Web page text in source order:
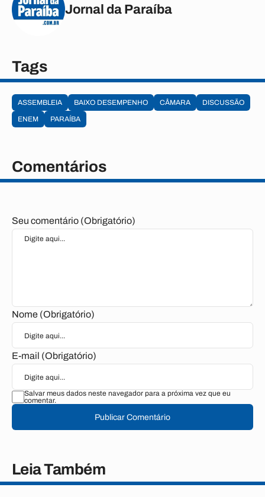
Jornal da Paraíba
Tags
ASSEMBLEIA BAIXO DESEMPENHO CÂMARA
DISCUSSÃO
ENEM
PARAÍBA
Comentários
Seu comentário (Obrigatório)
Nome (Obrigatório)
E-mail (Obrigatório)
Salvar meus dados neste navegador para a próxima vez que eu
comentar.
Publicar Comentário
Leia Também